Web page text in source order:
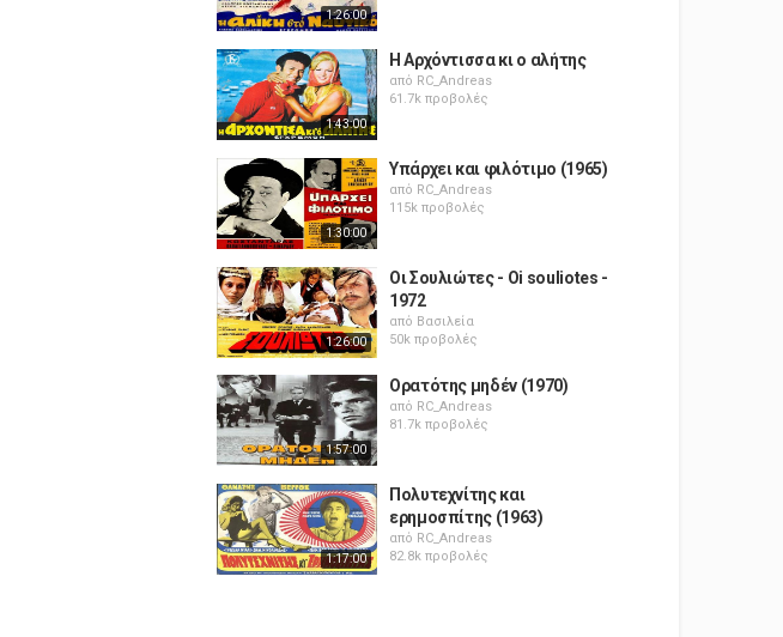
1:26:00
1:43:00
Η Αρχόντισσα κι ο αλήτης
από RC_Andreas
61.7k προβολές
1:30:00
Υπάρχει και φιλότιμο (1965)
από RC_Andreas
115k προβολές
1:26:00
Οι Σουλιώτες - Oi souliotes -
1972
από Βασιλεία
50k προβολές
1:57:00
Ορατότης μηδέν (1970)
από RC_Andreas
81.7k προβολές
1:17:00
Πολυτεχνίτης και
ερημοσπίτης (1963)
από RC_Andreas
82.8k προβολές